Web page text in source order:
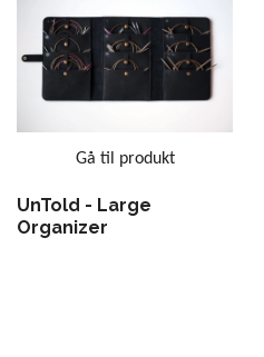
Gå til produkt
UnTold - Large
Organizer